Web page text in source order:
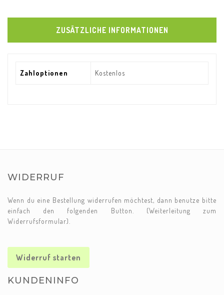
ZUSÄTZLICHE INFORMATIONEN
Zahloptionen Kostenlos
WIDERRUF
Wenn du eine Bestellung widerrufen möchtest, dann benutze bitte
einfach den folgenden Button. (Weiterleitung zum
Widerrufsformular).
Widerruf starten
KUNDENINFO